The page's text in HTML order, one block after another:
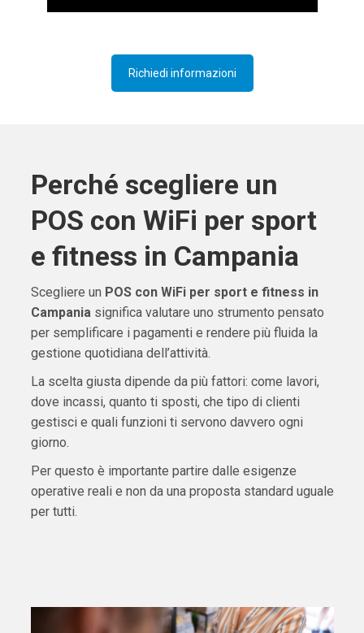
Richiedi informazioni
Perché scegliere un
POS con WiFi per sport
e fitness in Campania
Scegliere un POS con WiFi per sport e fitness in
Campaniasignifica valutare uno strumento pensato
per semplificare i pagamenti e rendere più fluida la
gestione quotidiana dell’attività.
La scelta giusta dipende da più fattori: come lavori,
dove incassi, quanto ti sposti, che tipo di clienti
gestisci e quali funzioni ti servono davvero ogni
giorno.
Per questo è importante partire dalle esigenze
operative reali e non da una proposta standard uguale
per tutti.